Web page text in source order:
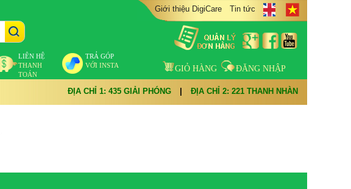
LIÊN HỆ
THANH
TOÁN
TRẢ GÓP
VỚI INSTA
Giới thiệu DigiCare Tin tức
GIỎ HÀNG ĐĂNG NHẬP
ĐỊA CHỈ 1: 435 GIẢI PHÓNG ĐỊA CHỈ 2: 221 THANH NHÀN